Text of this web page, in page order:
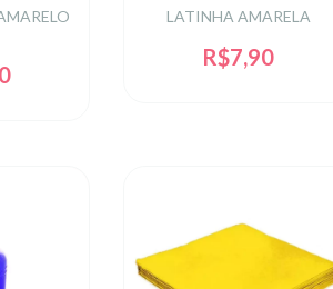
LATINHA AMARELA
R$7,90